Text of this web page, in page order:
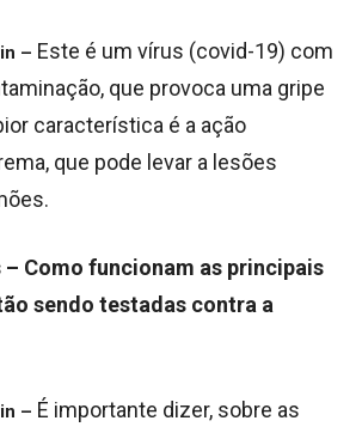
– Este é um vírus (covid-19) com
que provoca uma gripe
característica é a ação
que pode levar a lesões
– Como funcionam as principais
sendo testadas contra a
– É importante dizer, sobre as